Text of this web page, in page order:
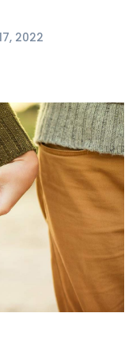
2022